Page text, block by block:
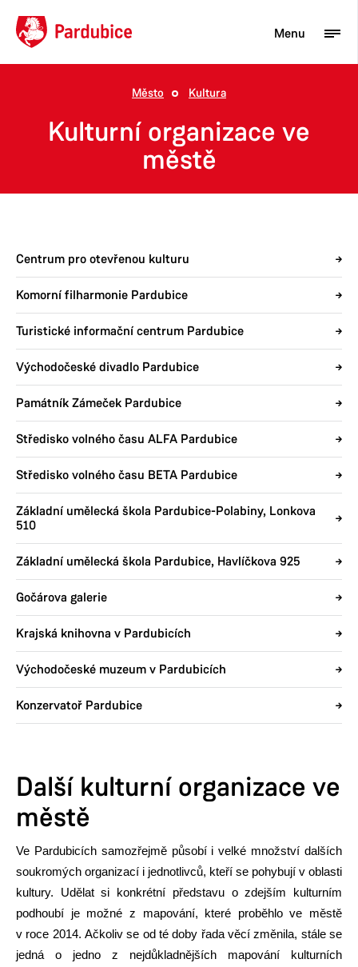
Aktuality
Město Kultura
Kulturní organizace ve
městě
Centrum pro otevřenou kulturu
Komorní filharmonie Pardubice
Turistické informační centrum Pardubice
Východočeské divadlo Pardubice
Památník Zámeček Pardubice
Středisko volného času ALFA Pardubice
Středisko volného času BETA Pardubice
Základní umělecká škola Pardubice-Polabiny, Lonkova
510
Základní umělecká škola Pardubice, Havlíčkova 925
Gočárova galerie
Krajská knihovna v Pardubicích
Východočeské muzeum v Pardubicích
Konzervatoř Pardubice
Další kulturní organizace ve
městě
Ve Pardubicích samozřejmě působí i velké množství dalších
soukromých organizací i jednotlivců, kteří se pohybují v oblasti
kultury. Udělat si konkrétní představu o zdejším kulturním
podhoubí je možné z mapování, které proběhlo ve městě
v roce 2014. Ačkoliv se od té doby řada věcí změnila, stále se
jedná o jedno z nejdůkladnějších mapování kulturních
Menu